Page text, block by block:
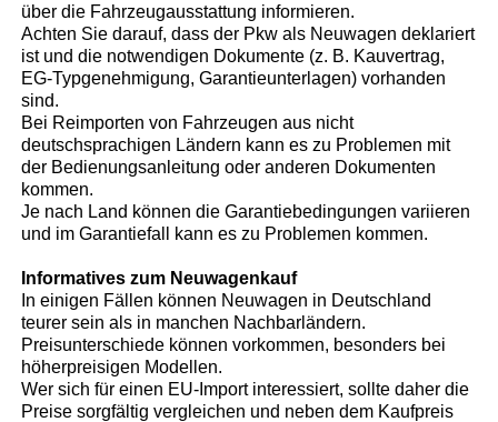
über die Fahrzeugausstattung informieren.
Achten Sie darauf, dass der Pkw als Neuwagen deklariert
ist und die notwendigen Dokumente (z. B. Kauvertrag,
EG-Typgenehmigung, Garantieunterlagen) vorhanden
sind.
Bei Reimporten von Fahrzeugen aus nicht
deutschsprachigen Ländern kann es zu Problemen mit
der Bedienungsanleitung oder anderen Dokumenten
kommen.
Je nach Land können die Garantiebedingungen variieren
und im Garantiefall kann es zu Problemen kommen.
Informatives zum Neuwagenkauf
In einigen Fällen können Neuwagen in Deutschland
teurer sein als in manchen Nachbarländern.
Preisunterschiede können vorkommen, besonders bei
höherpreisigen Modellen.
Wer sich für einen EU-Import interessiert, sollte daher die
Preise sorgfältig vergleichen und neben dem Kaufpreis